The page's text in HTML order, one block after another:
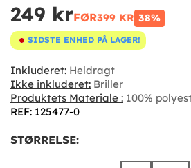
249 krFØR399 KR 38%
SIDSTE ENHED PÅ LAGER!
Inkluderet: Heldragt
Ikke inkluderet: Briller
Produktets Materiale : 100%
REF: 125477-0
STØRRELSE: